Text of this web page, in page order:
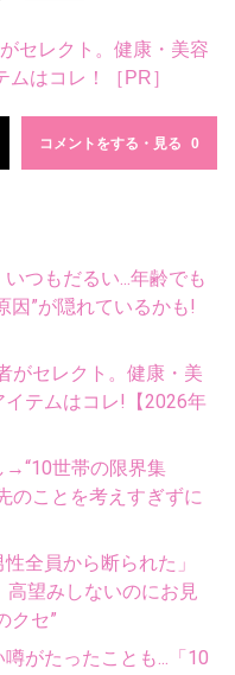
セレクト。健康・美容
はコレ！［PR］
コメントをする・見る
つもだるい...年齢でも
因”が隠れているかも!
がセレクト。健康・美
テムはコレ!【2026年
世帯の限界集
のことを考えすぎずに
全員から断られた」
望みしないのにお見
クセ”
がたったことも...「10